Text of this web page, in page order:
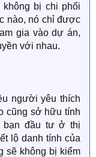
không bị chi phối
nào, nó chỉ được
gia vào dự án,
với nhau.
người yêu thích
cũng sở hữu tính
bạn đầu tư ở thị
lộ danh tính của
sẽ không bị kiểm